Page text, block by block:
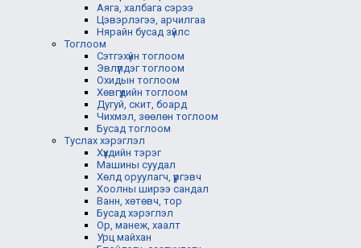
Аяга, халбага сэрээ
Цэвэрлэгээ, арчилгаа
Нярайн бусад зүйлс
Тоглоом
Сэтгэхүйн тоглоом
Эвлүүлдэг тоглоом
Охидын тоглоом
Хөвгүүдийн тоглоом
Дугуй, скит, боард
Чихмэл, зөөлөн тоглоом
Бусад тоглоом
Туслах хэрэглэл
Хүүхдийн тэрэг
Машины суудал
Хөлд оруулагч, үүргэвч
Хоолны ширээ сандал
Ванн, хөтөвч, тор
Бусад хэрэглэл
Ор, манеж, хаалт
Урц майхан